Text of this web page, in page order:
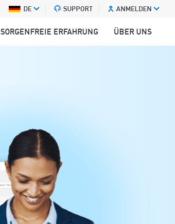
DE SUPPORT ANMELDEN
SORGENFREIE ERFAHRUNG ÜBER UNS